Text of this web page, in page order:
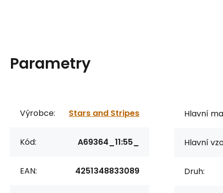
Parametry
Výrobce: Stars and Stripes
Kód: A69364_11:55_
EAN: 4251348833089
Hlavní
Hlavní
Druh: